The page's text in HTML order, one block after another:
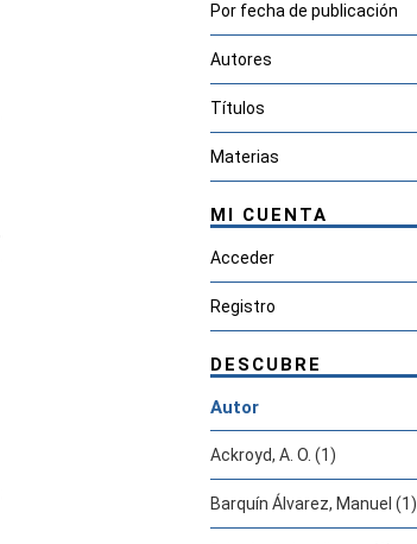
Por fecha de publicación
Autores
Títulos
Materias
MI CUENTA
Acceder
Registro
DESCUBRE
Autor
Ackroyd, A. O. (1)
Barquín Álvarez, Manuel (1)